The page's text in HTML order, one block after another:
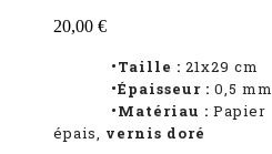
20,00 €
•Taille : 21x29 cm
•Épaisseur : 0,5 mm
•Matériau : Papier
épais, vernis doré